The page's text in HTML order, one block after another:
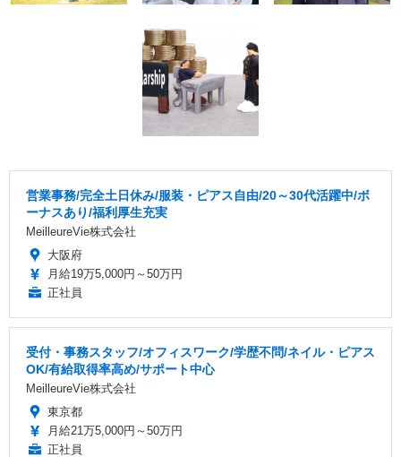
営業事務/完全土日休み/服装・ピアス自由/20～30代活躍中/ボ
ーナスあり/福利厚生充実
MeilleureVie株式会社
大阪府
月給19万5,000円～50万円
正社員
受付・事務スタッフ/オフィスワーク/学歴不問/ネイル・ピアス
OK/有給取得率高め/サポート中心
MeilleureVie株式会社
東京都
月給21万5,000円～50万円
正社員